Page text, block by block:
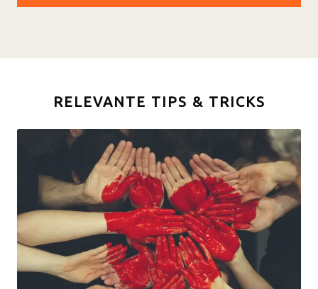
RELEVANTE TIPS & TRICKS